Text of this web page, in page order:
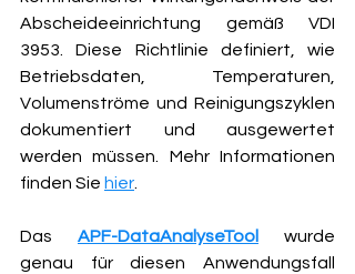
Abscheideeinrichtung gemäß VDI
3953. Diese Richtlinie definiert, wie
Betriebsdaten, Temperaturen,
Volumenströme und Reinigungszyklen
dokumentiert und ausgewertet
werden müssen. Mehr Informationen
finden Sie hier
Das APF-DataAnalyseTool
wurde
genau für diesen Anwendungsfall